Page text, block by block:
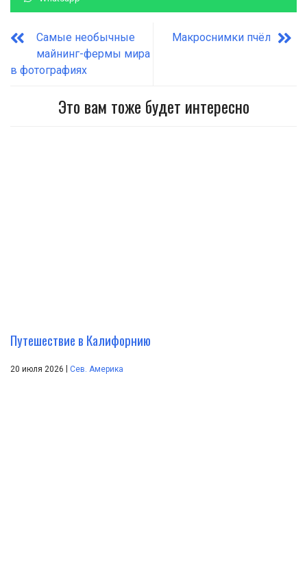
Самые необычные
майнинг-фермы мира
в фотографиях
Макроснимки пчёл
Это вам тоже будет интересно
Путешествие в Калифорнию
20 июля 2026 | Сев. Америка